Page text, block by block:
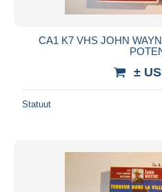
CA1 K7 VHS JOHN
±
Statuut